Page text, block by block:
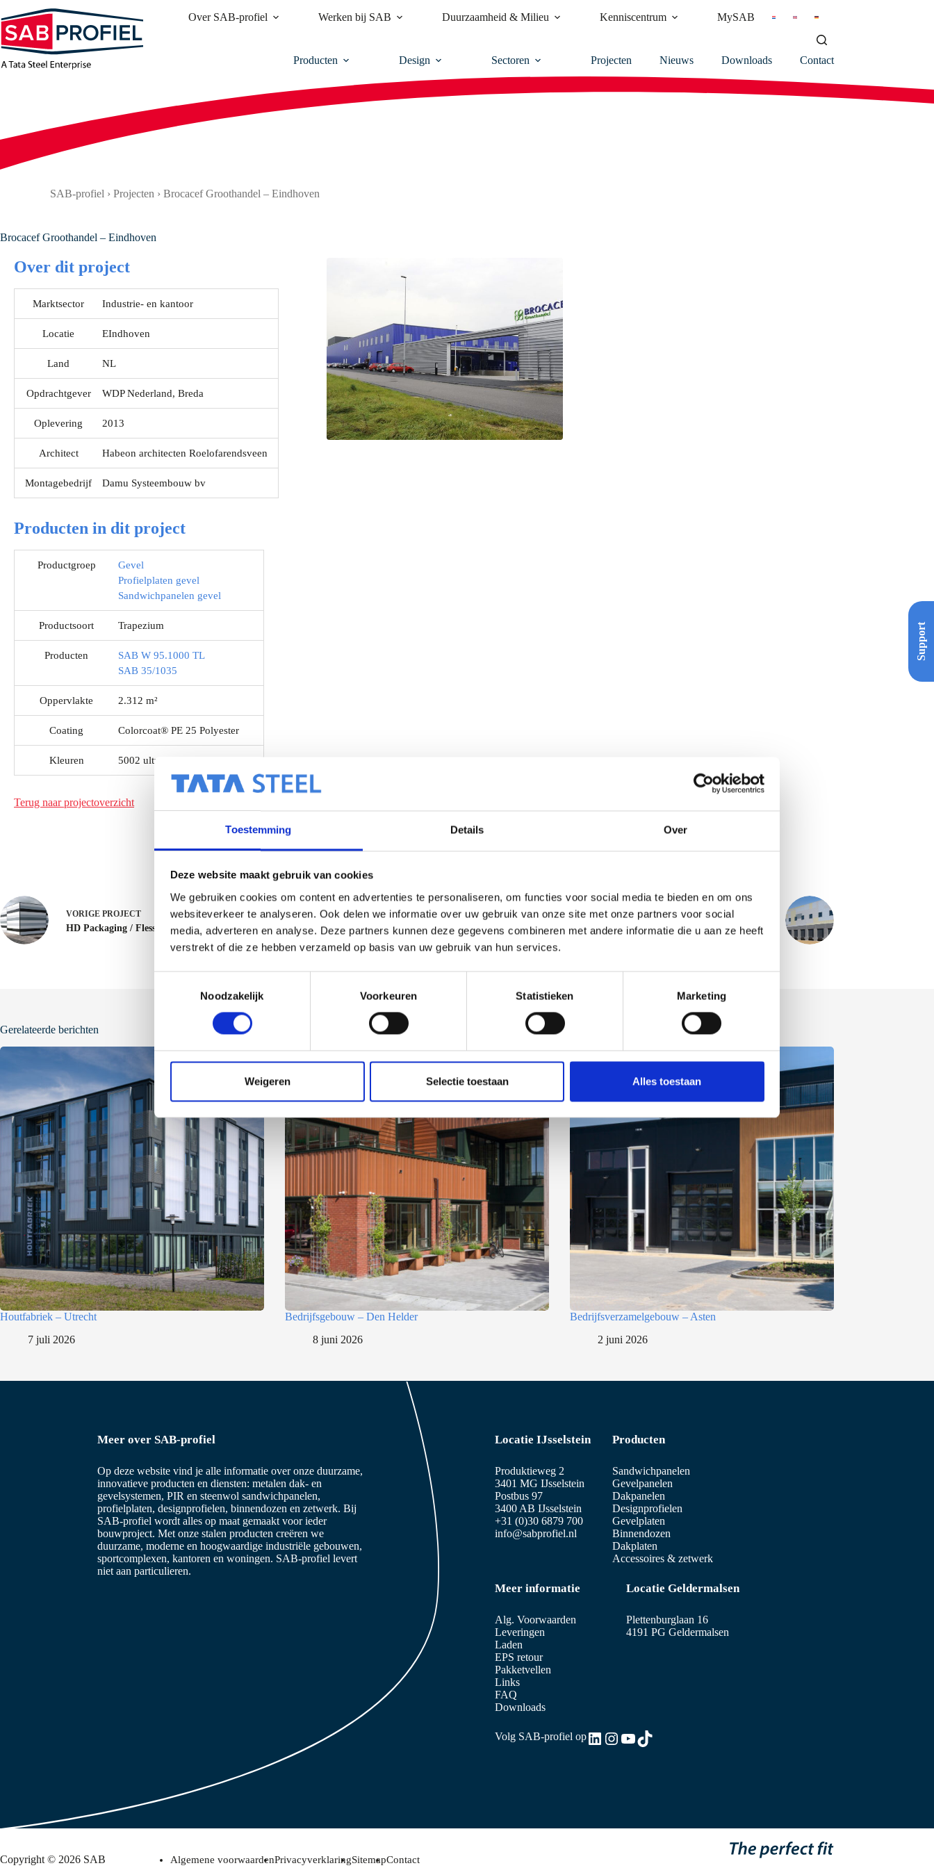
Toestemming Details Over
Deze website maakt gebruik van cookies
We gebruiken cookies om content en advertenties te personaliseren, om functies voor social media te bieden en om ons
websiteverkeer te analyseren. Ook delen we informatie over uw gebruik van onze site met onze partners voor social
media, adverteren en analyse. Deze partners kunnen deze gegevens combineren met andere informatie die u aan ze heeft
verstrekt of die ze hebben verzameld op basis van uw gebruik van hun services.
t
m
i
n
g
s
s
l
e
i
e
Noodzakelijk Voorkeuren Statistieken Marketing
Weigeren Selectie toestaan Alles toestaan
naar
de
inhoud
Over SAB-profiel Werken bij SAB Duurzaamheid & Milieu Kenniscentrum MySAB
Producten Design Sectoren Projecten Nieuws Downloads Contact
SAB-profiel › Projecten › Brocacef Groothandel – Eindhoven
Brocacef Groothandel – Eindhoven
Over dit project
Marktsector Industrie- en kantoor
Locatie EIndhoven
Land NL
Opdrachtgever WDP Nederland, Breda
Oplevering 2013
Architect Habeon architecten Roelofarendsveen
Montagebedrijf Damu Systeembouw bv
Producten in dit project
Productgroep
Gevel
Profielplaten gevel
Sandwichpanelen gevel
Productsoort Trapezium
Producten
SAB W 95.1000 TL
SAB 35/1035
Oppervlakte 2.312 m²
Coating Colorcoat® PE 25 Polyester
Kleuren 5002 ultramarijnblauw
Terug naar projectoverzicht
VORIGE PROJECT
HD Packaging / Flessenrecycling - Zuidbroek
VOLGENDEPROJECT
DC Traveller 8 - Venlo
Gerelateerde berichten
Houtfabriek – Utrecht
7 juli 2026
Bedrijfsgebouw – Den Helder
8 juni 2026
Bedrijfsverzamelgebouw – Asten
2 juni 2026
Support
Meer over SAB-profiel
Op deze website vind je alle informatie over onze duurzame,
innovatieve producten en diensten: metalen dak- en
gevelsystemen, PIR en steenwol sandwichpanelen,
profielplaten, designprofielen, binnendozen en zetwerk. Bij
SAB-profiel wordt alles op maat gemaakt voor ieder
bouwproject. Met onze stalen producten creëren we
duurzame, moderne en hoogwaardige industriële gebouwen,
sportcomplexen, kantoren en woningen. SAB-profiel levert
niet aan particulieren.
Locatie IJsselstein
Produktieweg 2
3401 MG IJsselstein
Postbus 97
3400 AB IJsselstein
+31 (0)30 6879 700
info@sabprofiel.nl
Producten
Sandwichpanelen
Gevelpanelen
Dakpanelen
Designprofielen
Gevelplaten
Binnendozen
Dakplaten
Accessoires & zetwerk
Meer informatie
Alg. Voorwaarden
Leveringen
Laden
EPS retour
Pakketvellen
Links
FAQ
Downloads
Locatie Geldermalsen
Plettenburglaan 16
4191 PG Geldermalsen
Volg SAB-profiel opLinkedIn
Instagram
YouTube
TikTok
Copyright © 2026 SAB Algemene voorwaardenPrivacyverklaringSitemapContact